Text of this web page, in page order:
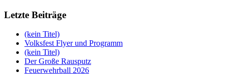
Letzte Beiträge
(kein Titel)
Volksfest Flyer und Programm
(kein Titel)
Der Große Rausputz
Feuerwehrball 2026